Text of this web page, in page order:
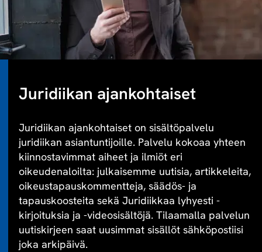
Juridiikan ajankohtaiset
Juridiikan ajankohtaiset on sisältöpalvelu
juridiikan asiantuntijoille. Palvelu kokoaa yhteen
kiinnostavimmat aiheet ja ilmiöt eri
oikeudenaloilta: julkaisemme uutisia, artikkeleita,
oikeustapauskommentteja, säädös- ja
tapauskoosteita sekä Juridiikkaa lyhyesti -
kirjoituksia ja -videosisältöjä. Tilaamalla palvelun
uutiskirjeen saat uusimmat sisällöt sähköpostiisi
joka arkipäivä.